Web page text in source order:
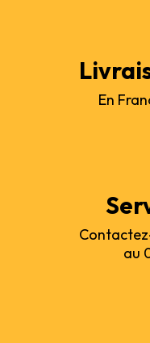
En
au